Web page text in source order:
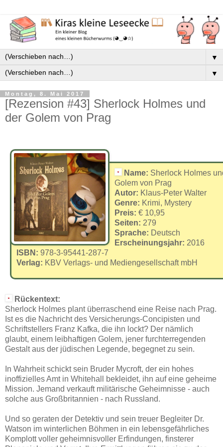
▼
▼
Montag, 8. Mai 2017
[Rezension #43] Sherlock Holmes und
der Golem von Prag
Name: Sherlock Holmes
Golem von Prag
Autor: Klaus-Peter Walter
Genre: Krimi, Mystery
Preis: € 10,95
Seiten: 279
Sprache: Deutsch
Erscheinungsjahr: 2016
ISBN: 978-3-95441-287-7
Verlag: KBV Verlags- und Mediengesellschaft mbH
Rückentext:
Sherlock Holmes plant überraschend eine Reise nach Prag.
Ist es die Nachricht des Versicherungs-Concipisten und
Schriftstellers Franz Kafka, die ihn lockt? Der nämlich
glaubt, einem leibhaftigen Golem, jener furchterregenden
Gestalt aus der jüdischen Legende, begegnet zu sein.
In Wahrheit schickt sein Bruder Mycroft, der ein hohes
inoffizielles Amt in Whitehall bekleidet, ihn auf eine geheime
Mission. Jemand verkauft militärische Geheimnisse - auch
solche aus Großbritannien - nach Russland.
Und so geraten der Detektiv und sein treuer Begleiter Dr.
Watson im winterlichen Böhmen in ein lebensgefährliches
Komplott voller geheimnisvoller Erfindungen, finsterer